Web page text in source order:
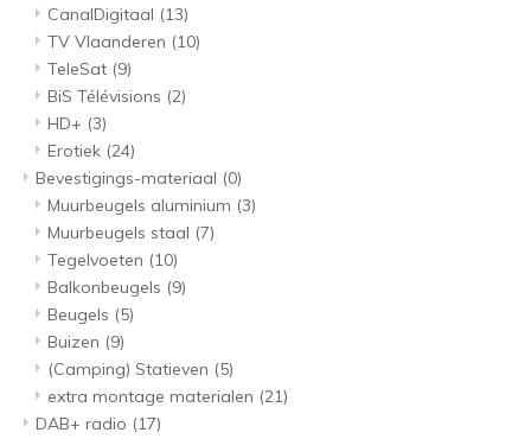
CanalDigitaal (13)
TV Vlaanderen (10)
TeleSat (9)
BiS Télévisions (2)
HD+ (3)
Erotiek (24)
Bevestigings-materiaal (0)
Muurbeugels aluminium (3)
Muurbeugels staal (7)
Tegelvoeten (10)
Balkonbeugels (9)
Beugels (5)
Buizen (9)
(Camping) Statieven (5)
extra montage materialen (21)
DAB+ radio (17)